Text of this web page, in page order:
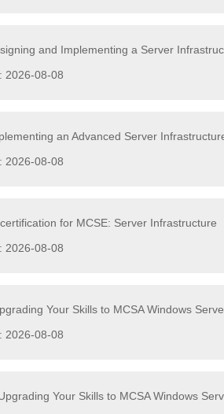
and Implementing a Server
08-08
an Advanced Server
08-08
for MCSE: Server Infrastructure
08-08
Your Skills to MCSA Windows
08-08
Your Skills to MCSA Windows